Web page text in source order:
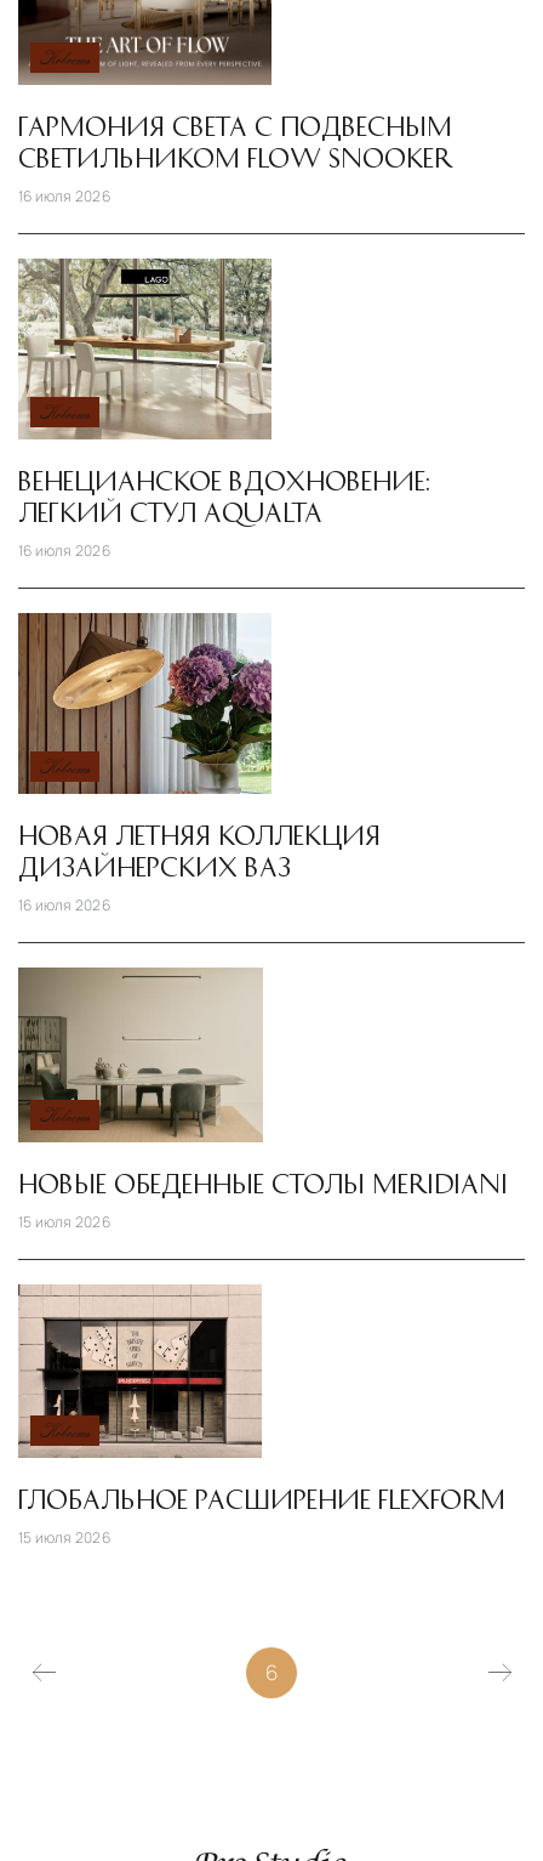
Новость
ГАРМОНИЯ СВЕТА С ПОДВЕСНЫМ
СВЕТИЛЬНИКОМ FLOW SNOOKER
16 июля 2026
Новость
ВЕНЕЦИАНСКОЕ ВДОХНОВЕНИЕ:
ЛЕГКИЙ СТУЛ AQUALTA
16 июля 2026
Новость
НОВАЯ ЛЕТНЯЯ КОЛЛЕКЦИЯ
ДИЗАЙНЕРСКИХ ВАЗ
16 июля 2026
Новость
НОВЫЕ ОБЕДЕННЫЕ СТОЛЫ MERIDIANI
15 июля 2026
Новость
ГЛОБАЛЬНОЕ РАСШИРЕНИЕ FLEXFORM
15 июля 2026
6